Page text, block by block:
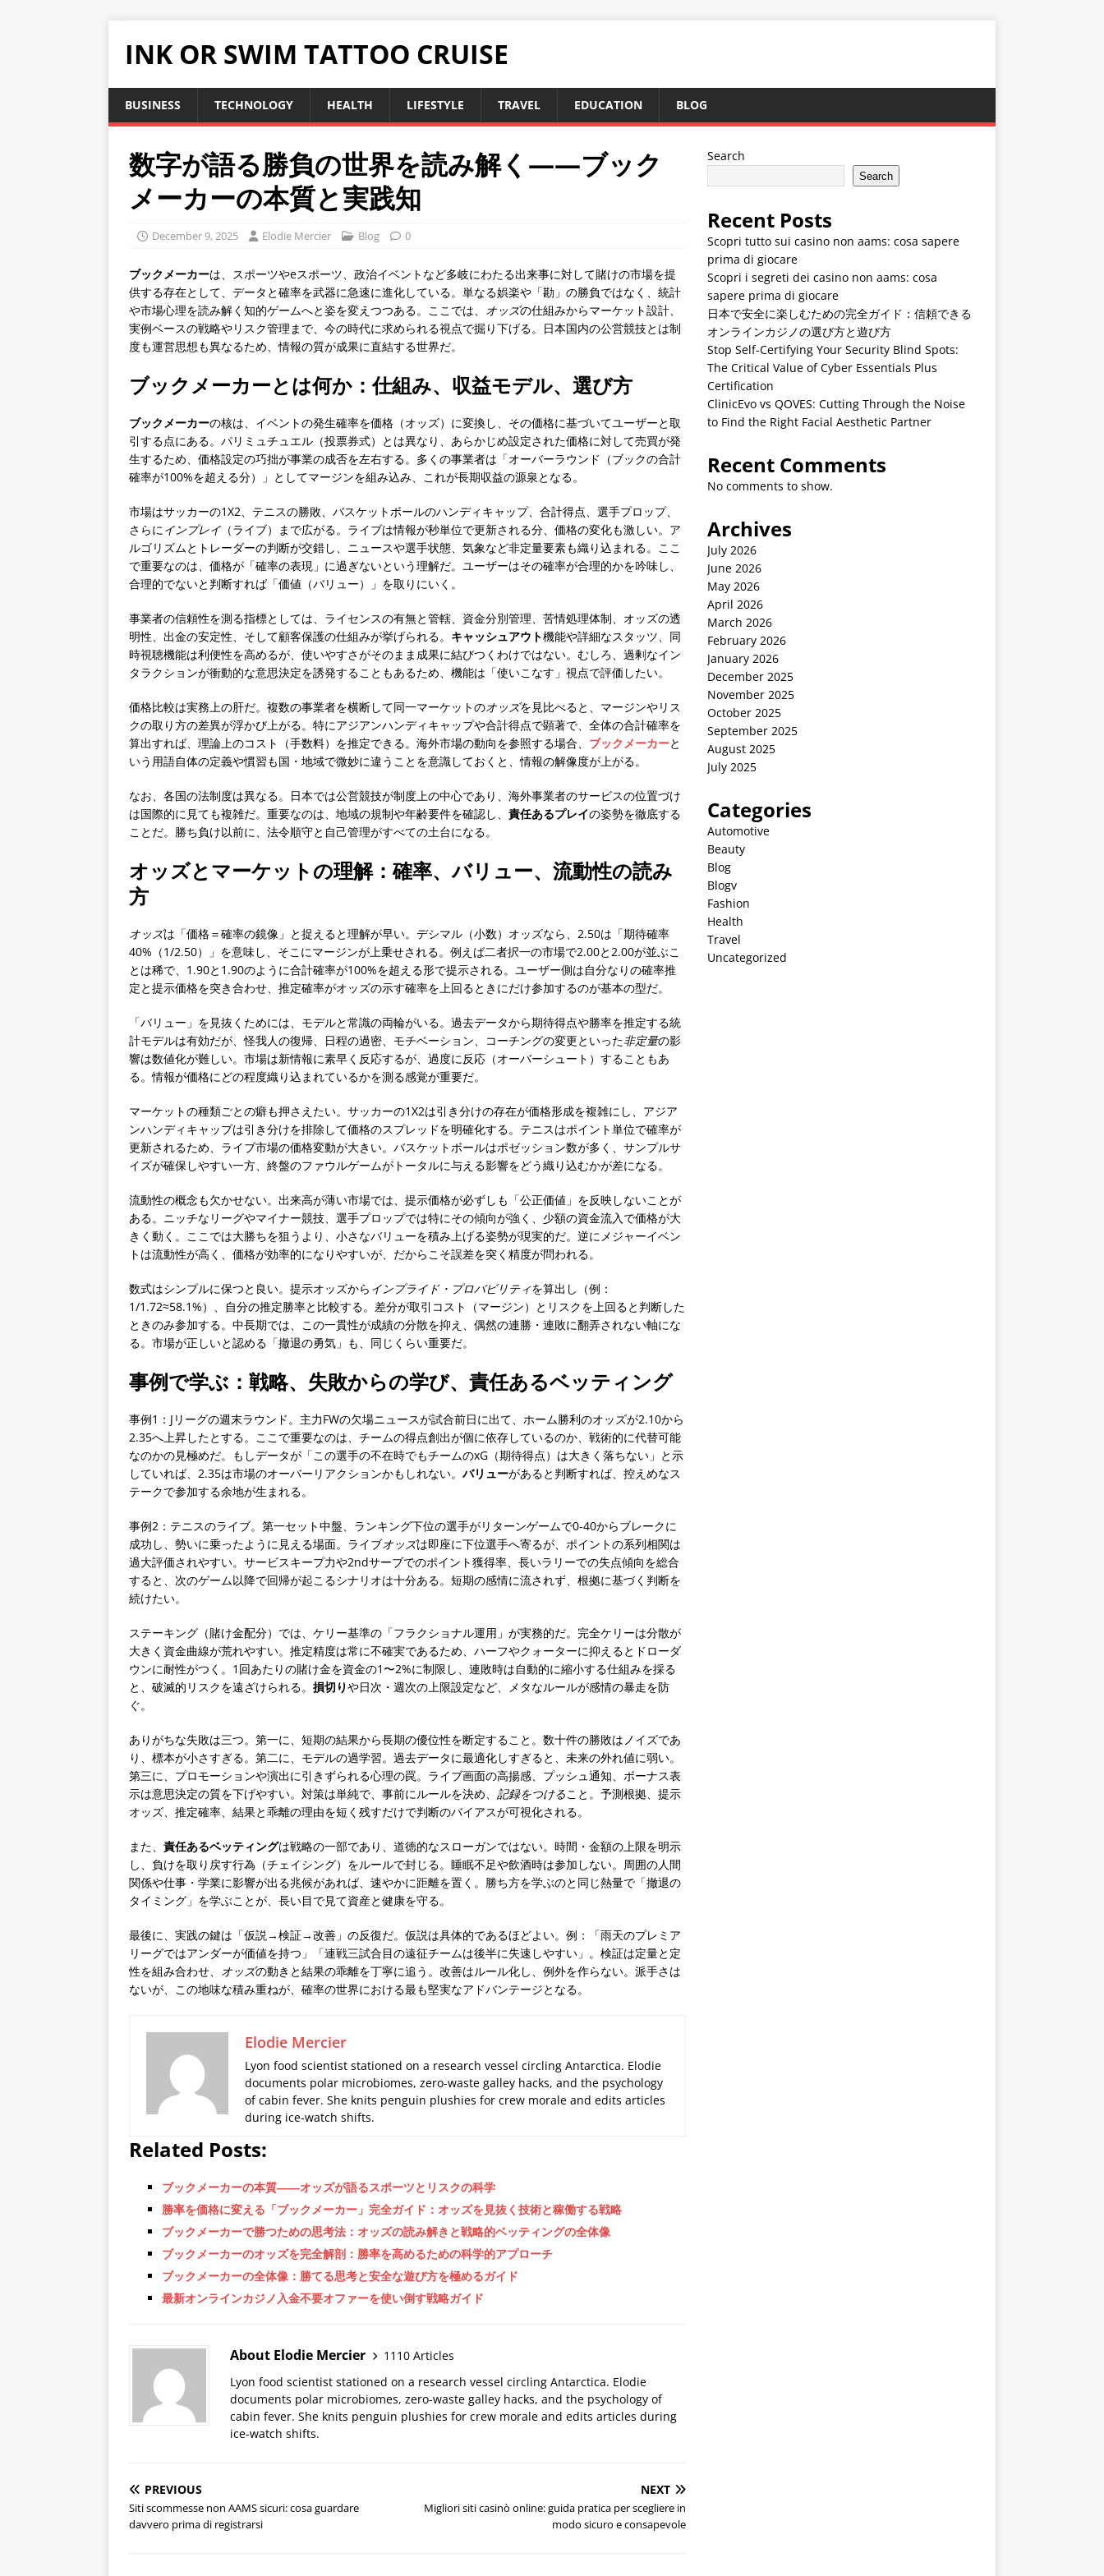
INK OR SWIM TATTOO CRUISE
BUSINESS TECHNOLOGY HEALTH LIFESTYLE TRAVEL EDUCATION BLOG
数字が語る勝負の世界を読み解く——ブック
メーカーの本質と実践知
December 9, 2025 Elodie Mercier Blog 0
ブックメーカーは、スポーツやeスポーツ、政治イベントなど多岐にわたる出来事に対して賭けの市場を提
供する存在として、データと確率を武器に急速に進化している。単なる娯楽や「勘」の勝負ではなく、統計
や市場心理を読み解く知的ゲームへと姿を変えつつある。ここでは、 オッズの仕組みからマーケット設計、
実例ベースの戦略やリスク管理まで、今の時代に求められる視点で掘り下げる。日本国内の公営競技とは制
度も運営思想も異なるため、情報の質が成果に直結する世界だ。
ブックメーカーとは何か：仕組み、収益モデル、選び方
ブックメーカーの核は、イベントの発生確率を価格（オッズ）に変換し、その価格に基づいてユーザーと取
引する点にある。パリミュチュエル（投票券式）とは異なり、あらかじめ設定された価格に対して売買が発
生するため、価格設定の巧拙が事業の成否を左右する。多くの事業者は「オーバーラウンド（ブックの合計
確率が100%を超える分）」としてマージンを組み込み、これが長期収益の源泉となる。
市場はサッカーの1X2、テニスの勝敗、バスケットボールのハンディキャップ、合計得点、選手プロップ、
さらにインプレイ （ライブ）まで広がる。ライブは情報が秒単位で更新される分、価格の変化も激しい。ア
ルゴリズムとトレーダーの判断が交錯し、ニュースや選手状態、気象など非定量要素も織り込まれる。ここ
で重要なのは、価格が「確率の表現」に過ぎないという理解だ。ユーザーはその確率が合理的かを吟味し、
合理的でないと判断すれば「価値（バリュー）」を取りにいく。
事業者の信頼性を測る指標としては、ライセンスの有無と管轄、資金分別管理、苦情処理体制、オッズの透
明性、出金の安定性、そして顧客保護の仕組みが挙げられる。 キャッシュアウト機能や詳細なスタッツ、同
時視聴機能は利便性を高めるが、使いやすさがそのまま成果に結びつくわけではない。むしろ、過剰なイン
タラクションが衝動的な意思決定を誘発することもあるため、機能は「使いこなす」視点で評価したい。
価格比較は実務上の肝だ。複数の事業者を横断して同一マーケットのオッズを見比べると、マージンやリス
クの取り方の差異が浮かび上がる。特にアジアンハンディキャップや合計得点で顕著で、全体の合計確率を
算出すれば、理論上のコスト（手数料）を推定できる。海外市場の動向を参照する場合、 ブックメーカーと
いう用語自体の定義や慣習も国・地域で微妙に違うことを意識しておくと、情報の解像度が上がる。
なお、各国の法制度は異なる。日本では公営競技が制度上の中心であり、海外事業者のサービスの位置づけ
は国際的に見ても複雑だ。重要なのは、地域の規制や年齢要件を確認し、 責任あるプレイの姿勢を徹底する
ことだ。勝ち負け以前に、法令順守と自己管理がすべての土台になる。
オッズとマーケットの理解：確率、バリュー、流動性の読み
方
オッズは「価格＝確率の鏡像」と捉えると理解が早い。デシマル（小数）オッズなら、2.50は「期待確率
40%（1/2.50）」を意味し、そこにマージンが上乗せされる。例えば二者択一の市場で2.00と2.00が並ぶこ
とは稀で、1.90と1.90のように合計確率が100%を超える形で提示される。ユーザー側は自分なりの確率推
定と提示価格を突き合わせ、推定確率がオッズの示す確率を上回るときにだけ参加するのが基本の型だ。
「バリュー」を見抜くためには、モデルと常識の両輪がいる。過去データから期待得点や勝率を推定する統
計モデルは有効だが、怪我人の復帰、日程の過密、モチベーション、コーチングの変更といった非定量の影
響は数値化が難しい。市場は新情報に素早く反応するが、過度に反応（オーバーシュート）することもあ
る。情報が価格にどの程度織り込まれているかを測る感覚が重要だ。
マーケットの種類ごとの癖も押さえたい。サッカーの1X2は引き分けの存在が価格形成を複雑にし、アジア
ンハンディキャップは引き分けを排除して価格のスプレッドを明確化する。テニスはポイント単位で確率が
更新されるため、ライブ市場の価格変動が大きい。バスケットボールはポゼッション数が多く、サンプルサ
イズが確保しやすい一方、終盤のファウルゲームがトータルに与える影響をどう織り込むかが差になる。
流動性の概念も欠かせない。出来高が薄い市場では、提示価格が必ずしも「公正価値」を反映しないことが
ある。ニッチなリーグやマイナー競技、選手プロップでは特にその傾向が強く、少額の資金流入で価格が大
きく動く。ここでは大勝ちを狙うより、小さなバリューを積み上げる姿勢が現実的だ。逆にメジャーイベン
トは流動性が高く、価格が効率的になりやすいが、だからこそ誤差を突く精度が問われる。
数式はシンプルに保つと良い。提示オッズから インプライド・プロバビリティを算出し（例：
1/1.72≈58.1%）、自分の推定勝率と比較する。差分が取引コスト（マージン）とリスクを上回ると判断した
ときのみ参加する。中長期では、この一貫性が成績の分散を抑え、偶然の連勝・連敗に翻弄されない軸にな
る。市場が正しいと認める「撤退の勇気」も、同じくらい重要だ。
事例で学ぶ：戦略、失敗からの学び、責任あるベッティング
事例1：Jリーグの週末ラウンド。主力FWの欠場ニュースが試合前日に出て、ホーム勝利のオッズが2.10から
2.35へ上昇したとする。ここで重要なのは、チームの得点創出が個に依存しているのか、戦術的に代替可能
なのかの見極めだ。もしデータが「この選手の不在時でもチームのxG（期待得点）は大きく落ちない」と示
していれば、2.35は市場のオーバーリアクションかもしれない。 バリューがあると判断すれば、控えめなス
テークで参加する余地が生まれる。
事例2：テニスのライブ。第一セット中盤、ランキング下位の選手がリターンゲームで0-40からブレークに
成功し、勢いに乗ったように見える場面。ライブオッズは即座に下位選手へ寄るが、ポイントの系列相関は
過大評価されやすい。サービスキープ力や2ndサーブでのポイント獲得率、長いラリーでの失点傾向を総合
すると、次のゲーム以降で回帰が起こるシナリオは十分ある。短期の感情に流されず、根拠に基づく判断を
続けたい。
ステーキング（賭け金配分）では、ケリー基準の「フラクショナル運用」が実務的だ。完全ケリーは分散が
大きく資金曲線が荒れやすい。推定精度は常に不確実であるため、ハーフやクォーターに抑えるとドローダ
ウンに耐性がつく。1回あたりの賭け金を資金の1〜2%に制限し、連敗時は自動的に縮小する仕組みを採る
と、破滅的リスクを遠ざけられる。 損切りや日次・週次の上限設定など、メタなルールが感情の暴走を防
ぐ。
ありがちな失敗は三つ。第一に、短期の結果から長期の優位性を断定すること。数十件の勝敗はノイズであ
り、標本が小さすぎる。第二に、モデルの過学習。過去データに最適化しすぎると、未来の外れ値に弱い。
第三に、プロモーションや演出に引きずられる心理の罠。ライブ画面の高揚感、プッシュ通知、ボーナス表
示は意思決定の質を下げやすい。対策は単純で、事前にルールを決め、 記録をつけること。予測根拠、提示
オッズ、推定確率、結果と乖離の理由を短く残すだけで判断のバイアスが可視化される。
また、 責任あるベッティングは戦略の一部であり、道徳的なスローガンではない。時間・金額の上限を明示
し、負けを取り戻す行為（チェイシング）をルールで封じる。睡眠不足や飲酒時は参加しない。周囲の人間
関係や仕事・学業に影響が出る兆候があれば、速やかに距離を置く。勝ち方を学ぶのと同じ熱量で「撤退の
タイミング」を学ぶことが、長い目で見て資産と健康を守る。
最後に、実践の鍵は「仮説→検証→改善」の反復だ。仮説は具体的であるほどよい。例：「雨天のプレミア
リーグではアンダーが価値を持つ」「連戦三試合目の遠征チームは後半に失速しやすい」。検証は定量と定
性を組み合わせ、 オッズの動きと結果の乖離を丁寧に追う。改善はルール化し、例外を作らない。派手さは
ないが、この地味な積み重ねが、確率の世界における最も堅実なアドバンテージとなる。
Elodie Mercier
Lyon food scientist stationed on a research vessel circling Antarctica. Elodie
documents polar microbiomes, zero-waste galley hacks, and the psychology
of cabin fever. She knits penguin plushies for crew morale and edits articles
during ice-watch shifts.
Related Posts:
ブックメーカーの本質――オッズが語るスポーツとリスクの科学
勝率を価格に変える「ブックメーカー」完全ガイド：オッズを見抜く技術と稼働する戦略
ブックメーカーで勝つための思考法：オッズの読み解きと戦略的ベッティングの全体像
ブックメーカーのオッズを完全解剖：勝率を高めるための科学的アプローチ
ブックメーカーの全体像：勝てる思考と安全な遊び方を極めるガイド
最新オンラインカジノ入金不要オファーを使い倒す戦略ガイド
About Elodie Mercier
1110 Articles
Lyon food scientist stationed on a research vessel circling Antarctica. Elodie
documents polar microbiomes, zero-waste galley hacks, and the psychology of
cabin fever. She knits penguin plushies for crew morale and edits articles during
ice-watch shifts.
PREVIOUS
Siti scommesse non AAMS sicuri: cosa guardare
davvero prima di registrarsi
NEXT
Migliori siti casinò online: guida pratica per scegliere in
modo sicuro e consapevole
Search
Search
Recent Posts
Scopri tutto sui casino non aams: cosa sapere
prima di giocare
Scopri i segreti dei casino non aams: cosa
sapere prima di giocare
日本で安全に楽しむための完全ガイド：信頼できる
オンラインカジノの選び方と遊び方
Stop Self-Certifying Your Security Blind Spots:
The Critical Value of Cyber Essentials Plus
Certification
ClinicEvo vs QOVES: Cutting Through the Noise
to Find the Right Facial Aesthetic Partner
Recent Comments
No comments to show.
Archives
July 2026
June 2026
May 2026
April 2026
March 2026
February 2026
January 2026
December 2025
November 2025
October 2025
September 2025
August 2025
July 2025
Categories
Automotive
Beauty
Blog
Blogv
Fashion
Health
Travel
Uncategorized